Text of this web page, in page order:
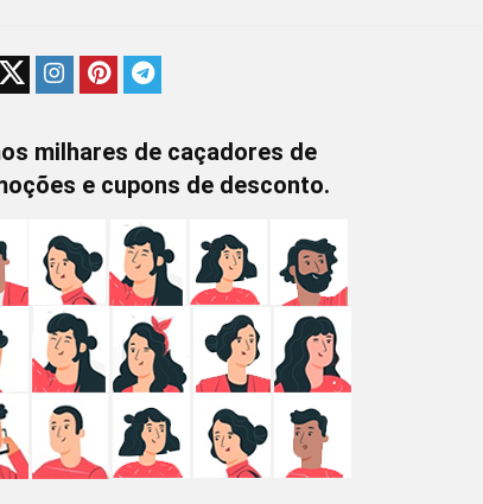
milhares de caçadores de
e cupons de desconto.